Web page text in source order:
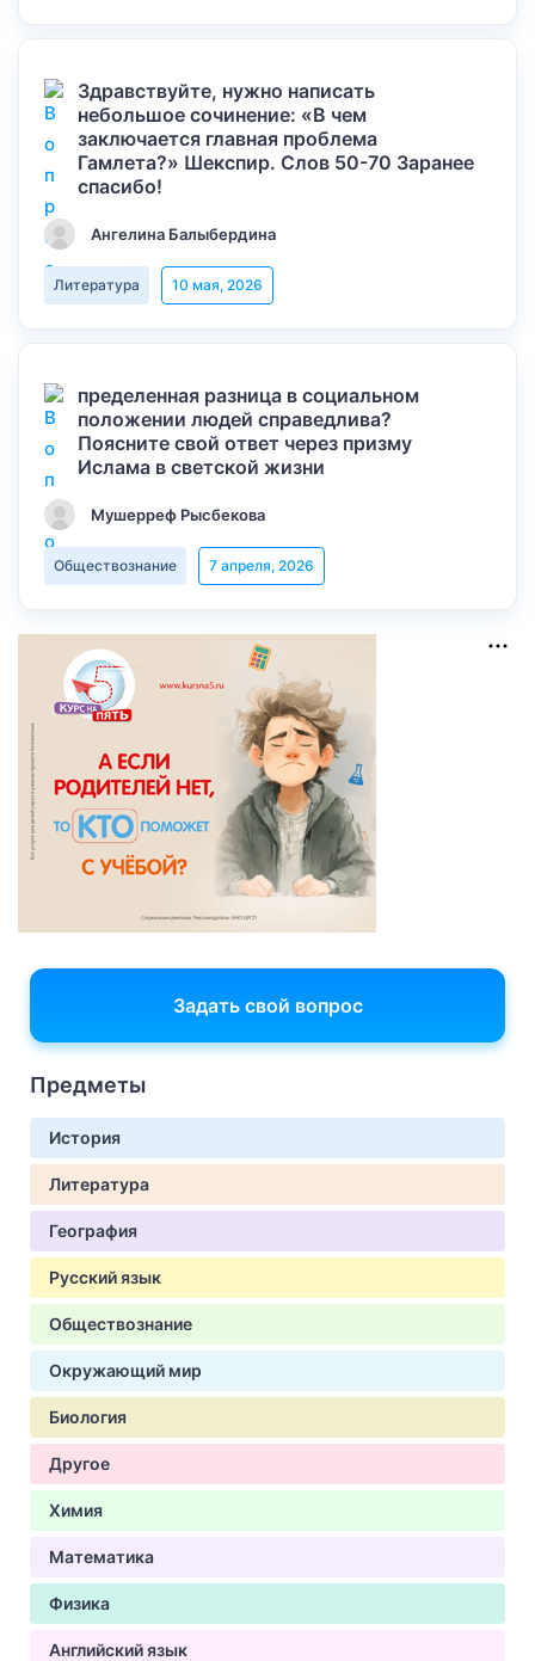
Здравствуйте, нужно написать
небольшое сочинение: «В чем
заключается главная проблема
Гамлета?» Шекспир. Слов 50-70 Заранее
спасибо!
Ангелина Балыбердина
Литература 10 мая, 2026
пределенная разница в социальном
положении людей справедлива?
Поясните свой ответ через призму
Ислама в светской жизни
Мушерреф Рысбекова
Обществознание 7 апреля, 2026
Задать свой вопрос
Предметы
История
Литература
География
Русский язык
Обществознание
Окружающий мир
Биология
Другое
Химия
Математика
Физика
Английский язык